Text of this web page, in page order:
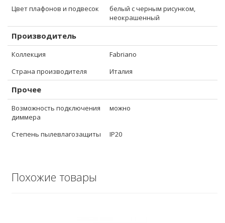
Цвет плафонов и подвесок
белый с черным рисунком,
неокрашенный
Производитель
Коллекция
Fabriano
Страна производителя
Италия
Прочее
Возможность подключения
диммера
можно
Степень пылевлагозащиты IP20
Похожие товары